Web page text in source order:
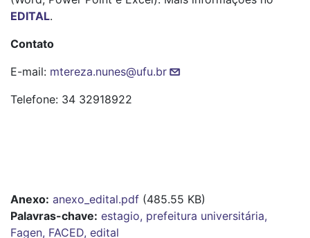
EDITAL.
Contato
E-mail: mtereza.nunes@ufu.br
Telefone: 34 32918922
Anexo anexo_edital.pdf (485.55 KB)
Palavras-chave: estagio, prefeitura universitária,
Fagen, FACED, edital